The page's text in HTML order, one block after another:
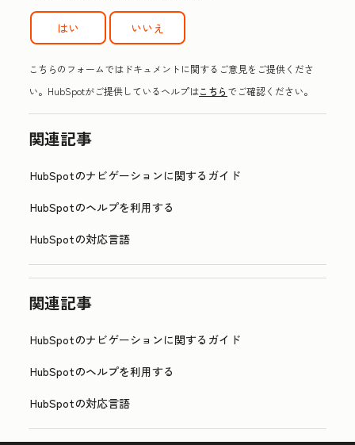
はい いいえ
こちらのフォームではドキュメントに関するご意見をご提供くださ
い。HubSpotがご提供しているヘルプはこちらでご確認ください。
関連記事
HubSpotのナビゲーションに関するガイド
HubSpotのヘルプを利用する
HubSpotの対応言語
関連記事
HubSpotのナビゲーションに関するガイド
HubSpotのヘルプを利用する
HubSpotの対応言語